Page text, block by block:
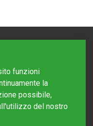
funzioni
la
possibile,
del nostro